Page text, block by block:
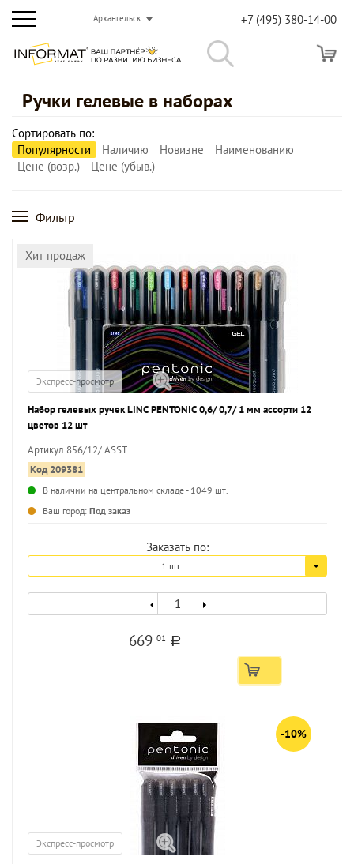
Архангельск +7 (495) 380-14-00
Ручки гелевые в наборах
Сортировать по:
Популярности
Наличию Новизне
Наименованию
Цене (возр.)
Цене (убыв.)
Фильтр
Хит продаж
Экспресс-просмотр
Набор гелевых ручек LINC PENTONIC 0,6/ 0,7/ 1 мм ассорти 12
цветов 12 шт
Артикул 856/12/ ASST
Код 209381
В наличии на центральном складе - 1049 шт.
Ваш город: Под заказ
Заказать по:
1 шт.
66901 a
-10%
Экспресс-просмотр